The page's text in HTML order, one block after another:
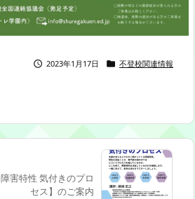
 2023年1月17日  不登校関連情報
害特性 気付きのプロ
セス】のご案内